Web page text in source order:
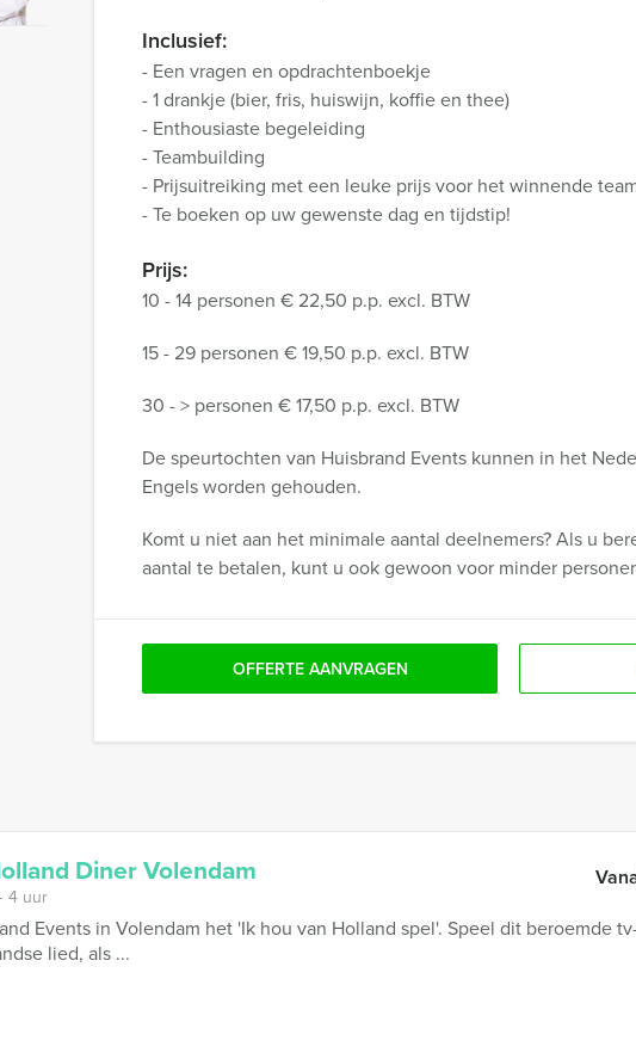
Inclusief:
- Een vragen en opdrachtenboekje
- 1 drankje (bier, fris, huiswijn, koffie en thee)
- Enthousiaste begeleiding
- Teambuilding
- Prijsuitreiking met een leuke prijs voor het winnende
- Te boeken op uw gewenste dag en tijdstip!
Prijs:
10 - 14 personen € 22,50 p.p. excl. BTW
15 - 29 personen € 19,50 p.p. excl. BTW
30 - > personen € 17,50 p.p. excl. BTW
De speurtochten van Huisbrand Events kunnen in het
Engels worden gehouden.
Komt u niet aan het minimale aantal deelnemers? Als u
aantal te betalen, kunt u ook gewoon voor minder
OFFERTE AANVRAGEN
Diner Volendam
4 uur
Events in Volendam het 'Ik hou van Holland spel'. Speel dit beroemde
lied, als ...